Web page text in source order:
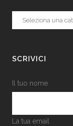
Categorie
SCRIVICI
Il tuo nome
La tua email